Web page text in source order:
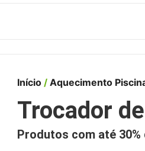
Início / Aquecimento
Trocador
Produtos com até 30%